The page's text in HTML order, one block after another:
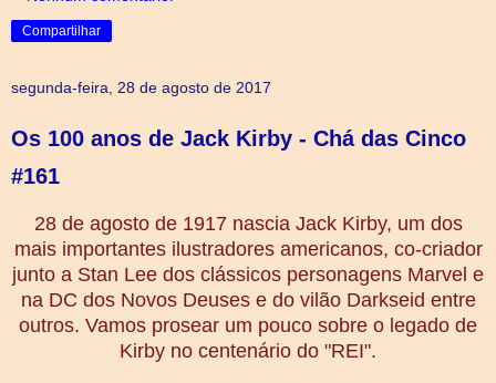
Compartilhar
segunda-feira, 28 de agosto de 2017
Os 100 anos de Jack Kirby - Chá das Cinco
#161
28 de agosto de 1917 nascia Jack Kirby, um dos
mais importantes ilustradores americanos, co-criador
junto a Stan Lee dos clássicos personagens Marvel e
na DC dos Novos Deuses e do vilão Darkseid entre
outros. Vamos prosear um pouco sobre o legado de
Kirby no centenário do "REI".